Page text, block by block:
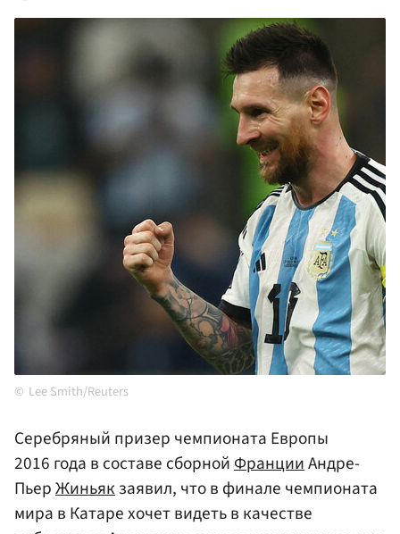
Lee Smith/Reuters
Серебряный призер чемпионата Европы
2016 года в составе сборнойФранцииАндре-
ПьерЖиньякзаявил, что в финале чемпионата
мира в Катаре хочет видеть в качестве